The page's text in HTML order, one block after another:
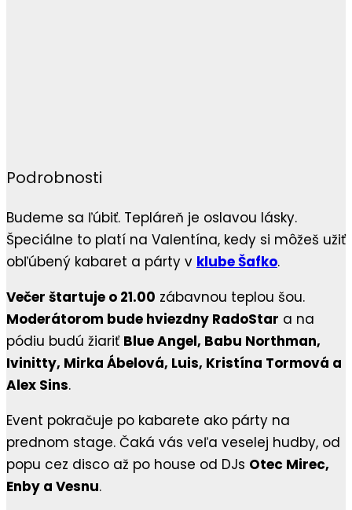
Podrobnosti
Budeme sa ľúbiť. Tepláreň je oslavou lásky.
Špeciálne to platí na Valentína, kedy si môžeš užiť
obľúbený kabaret a párty v klube Šafko.
Večer štartuje o 21.00 zábavnou teplou šou.
Moderátorom bude hviezdny RadoStar a na
pódiu budú žiariť Blue Angel, Babu Northman,
Ivinitty, Mirka Ábelová, Luis, Kristína Tormová a
Alex Sins.
Event pokračuje po kabarete ako párty na
prednom stage. Čaká vás veľa veselej hudby, od
popu cez disco až po house od DJs Otec Mirec,
Enby a Vesnu.